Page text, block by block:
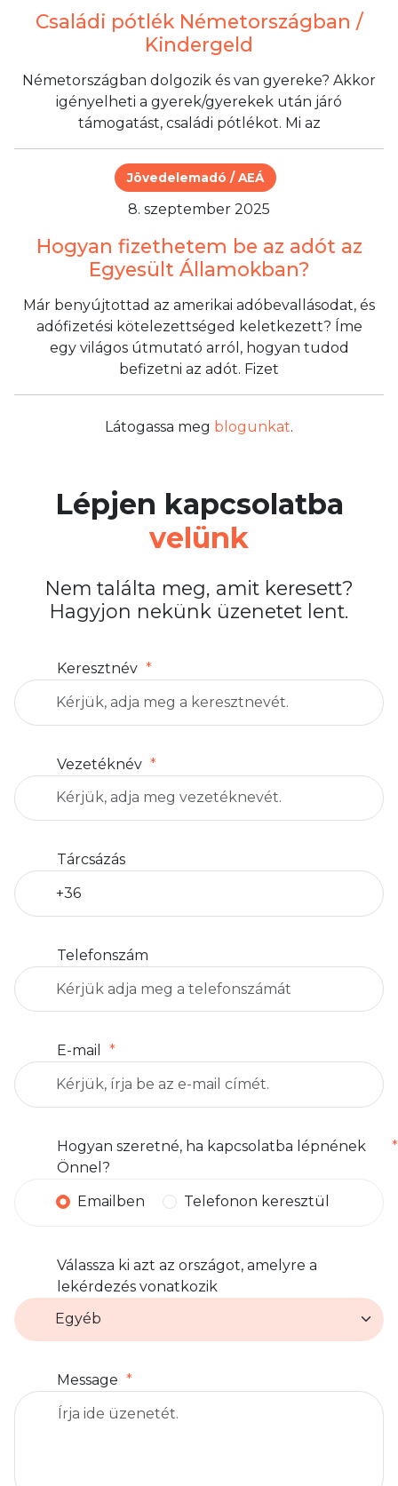
Családi pótlék Németországban /
Kindergeld
Németországban dolgozik és van gyereke? Akkor
igényelheti a gyerek/gyerekek után járó
támogatást, családi pótlékot. Mi az
Jövedelemadó / AEÁ
8. szeptember 2025
Hogyan fizethetem be az adót az
Egyesült Államokban?
Már benyújtottad az amerikai adóbevallásodat, és
adófizetési kötelezettséged keletkezett? Íme
egy világos útmutató arról, hogyan tudod
befizetni az adót. Fizet
Látogassa meg blogunkat.
Lépjen kapcsolatba
velünk
Nem találta meg, amit keresett?
Hagyjon nekünk üzenetet lent.
Keresztnév
Vezetéknév
Tárcsázás
Telefonszám
E-mail
Hogyan szeretné, ha kapcsolatba lépnének
Önnel?
Emailben
Telefonon keresztül
Válassza ki azt az országot, amelyre a
lekérdezés vonatkozik
Message